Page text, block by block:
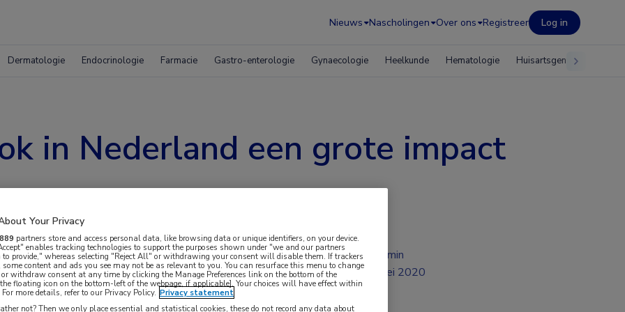
Nieuws Nascholingen Over ons Registreer Log in
Dermatologie Endocrinologie Farmacie Gastro-enterologie Gynaecologie Heelkunde Hematologie Huisartsgeneeskunde
in Nederland een grote impact
Voice-survey’ maken duidelijk dat migraine
impact heeft. Patiënten met
lijken er meer last van te hebben.
2 min
mei 2020
Your Privacy
889 partners store and access personal data, like browsing data or unique identifiers, on your device.
enables tracking technologies to support the purposes shown under "we and our partners
to provide," whereas selecting "Reject All" or withdrawing your consent will disable them. If trackers
some content and ads you see may not be as relevant to you. You can resurface this menu to change
or withdraw consent at any time by clicking the Manage Preferences link on the bottom of the
floating icon on the bottom-left of the webpage, if applicable]. Your choices will have effect within
more details, refer to our Privacy Policy. Privacy statement
not? Then we only place essential and statistical cookies, these do not record any data about